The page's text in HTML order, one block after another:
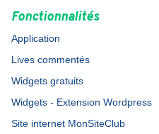
Fonctionnalités
Application
Lives commentés
Widgets gratuits
Widgets - Extension Wordpress
Site internet MonSiteClub